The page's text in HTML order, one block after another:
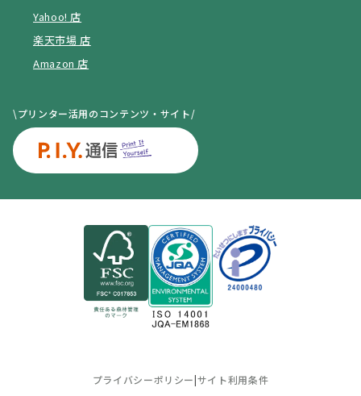
Yahoo! 店
楽天市場 店
Amazon 店
\プリンター活用のコンテンツ・サイト/
プライバシーポリシー|サイト利用条件